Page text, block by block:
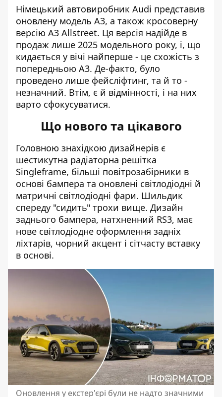
Німецький автовиробник Audi представив
оновлену модель A3, а також кросоверну
версію A3 Allstreet. Ця версія надійде в
продаж лише 2025 модельного року, і, що
кидається у вічі найперше - це схожість з
попередньою А3. Де-факто, було
проведено лише фейсліфтинг, та й то -
незначний. Втім, є й відмінності, і на них
варто сфокусуватися.
Що нового та цікавого
Головною знахідкою дизайнерів є
шестикутна радіаторна решітка
Singleframe, більші повітрозабірники в
основі бампера та оновлені світлодіодні й
матричні світлодіодні фари. Шильдик
спереду "сидить" трохи вище. Дизайн
заднього бампера, натхненний RS3, має
нове світлодіодне оформлення задніх
ліхтарів, чорний акцент і сітчасту вставку
в основі.
Оновлення у екстер'єрі були не надто значними